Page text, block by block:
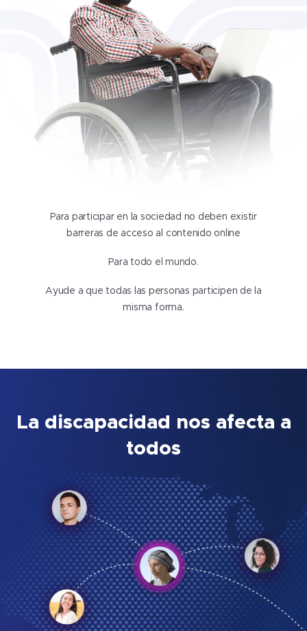
Para participar en la sociedad no deben existir
barreras de acceso al contenido online
Para todo el mundo.
Ayude a que todas las personas participen de la
misma forma.
La discapacidad nos afecta a
todos